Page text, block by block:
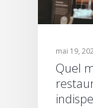
mai 19,
Quel